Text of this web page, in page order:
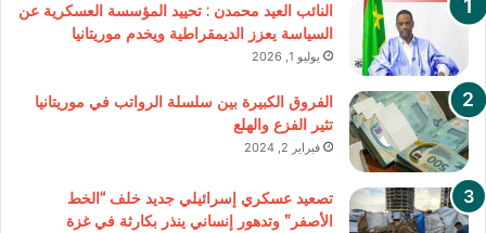
النائب العيد محمدن : تحييد المؤسسة العسكرية عن
السياسة يعزز الديمقراطية ويخدم موريتانيا
يوليو 1, 2026
الفروق الكبيرة بين سلسلة الرواتب في موريتانيا
تثير الفزع والهلع
فبراير 2, 2024
تصعيد عسكري إسرائيلي جديد خلف “الخط
الأصفر” وتدهور إنساني ينذر بكارثة في غزة